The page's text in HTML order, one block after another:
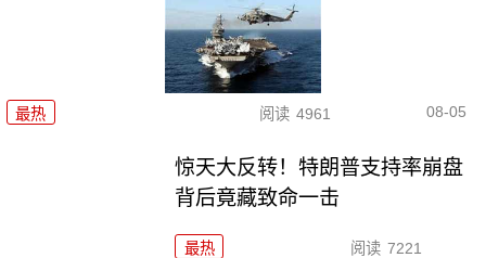
最热 阅读 4961 08-05
惊天大反转！特朗普支持率崩盘
背后竟藏致命一击
最热 阅读 7221